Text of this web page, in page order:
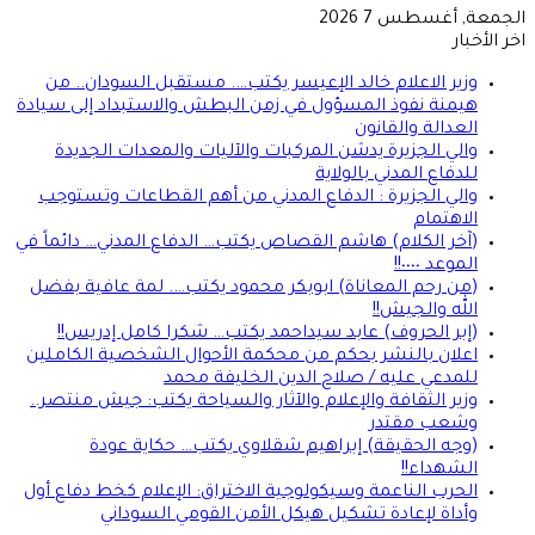
الجمعة, أغسطس 7 2026
اخر الأخبار
وزير الاعلام خالد الإعيسر يكتب…. مستقبل السودان.. من
هيمنة نفوذ المسؤول في زمن البطش والاستبداد إلى سيادة
العدالة والقانون
والي الجزيرة يدشن المركبات والآليات والمعدات الجديدة
للدفاع المدني بالولاية
والي الجزيرة : الدفاع المدني من أهم القطاعات وتستوجب
الاهتمام
(آخر الكلام) هاشم القصاص يكتب… الدفاع المدني… دائماً في
الموعد ٠٠٠٠!!
(من رحم المعاناة) ابوبكر محمود يكتب…. لمة عافية بفضل
الله والجيش!!
(إبر الحروف) عابد سيداحمد يكتب… شكرا كامل إدريس!!
اعلان بالنشر بحكم من محكمة الأحوال الشخصية الكاملين
للمدعي عليه / صلاح الدين الخليفة محمد
وزير الثقافة والإعلام والآثار والسياحة يكتب: جيش منتصر..
وشعب مقتدر
(وجه الحقيقة) إبراهيم شقلاوي يكتب… حكاية عودة
الشهداء!!
الحرب الناعمة وسيكولوجية الاختراق: الإعلام كخط دفاع أول
وأداة لإعادة تشكيل هيكل الأمن القومي السوداني